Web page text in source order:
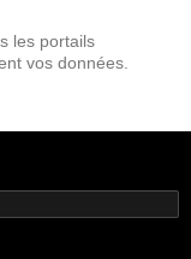
les portails
vos données.